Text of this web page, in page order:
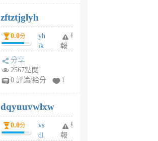
月
前
zftztjglyh
0.0分
yh
ik
tu
6
個
月
前
舉
報
分享
2567點閱
0 評論/給分
1
dqyuuvwlxw
0.0分
vs
dl
舉
報